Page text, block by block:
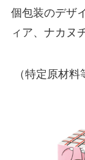
個包装のデザ
ィア、ナカヌ
（特定原材料